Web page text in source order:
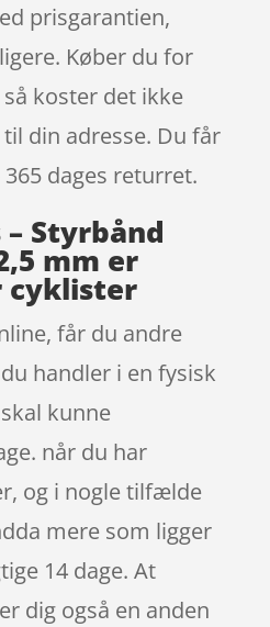
prisgarantien,
Køber du for
koster det ikke
din adresse. Du får
dages returret.
Styrbånd
mm er
får du andre
handler i en fysisk
kunne
når du har
og i nogle tilfælde
mere som ligger
14 dage. At
dig også en anden